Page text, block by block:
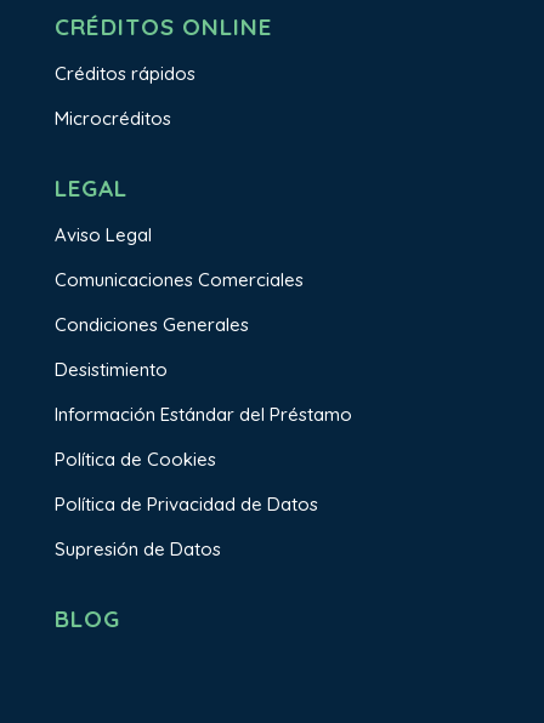
CRÉDITOS ONLINE
Créditos rápidos
Microcréditos
LEGAL
Aviso Legal
Comunicaciones Comerciales
Condiciones Generales
Desistimiento
Información Estándar del Préstamo
Política de Cookies
Política de Privacidad de Datos
Supresión de Datos
BLOG